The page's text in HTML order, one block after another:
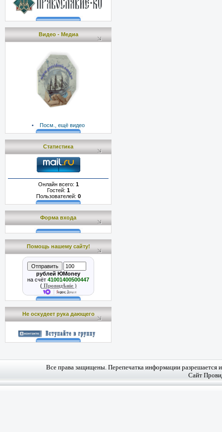
Видео - Медиа
• Посм., ещё видео
Статистика
Онлайн всего: 1
Гостей: 1
Пользователей: 0
Форма входа
Помощь нашему сайту!
рублей ЮMoney
на счёт 41001400500447
( Провидѣніе )
Не оскудеет рука дающего
Все права защищены. Перепечатка информации разрешается
Сайт